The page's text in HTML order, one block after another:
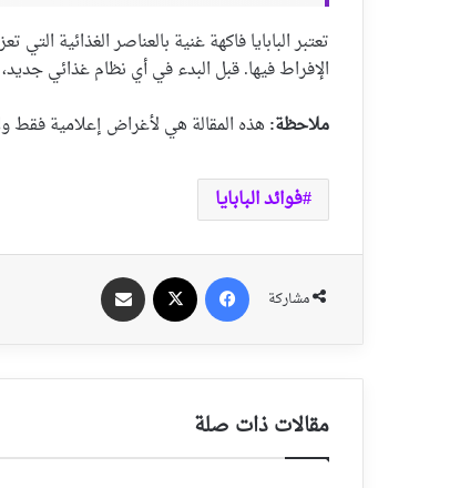
تعتبر البابايا فاكهة غنية بالعناصر الغذائية
الإفراط فيها. قبل البدء في أي نظام غذائي
ملاحظة: هذه المقالة هي لأغراض إعلامية فقط
فوائد البابايا
مشاركة
فيسبوك
مقالات ذات صلة